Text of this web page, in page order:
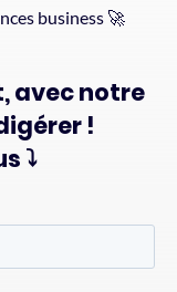
business 🚀
avec notre
!
⤵️